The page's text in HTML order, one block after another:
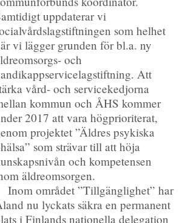
uppdaterar vi
som helhet
vi lägger grunden för bl.a. ny
och
Att
vård- och servicekedjorna
kommun och ÅHS kommer
2017 att vara högprioriterat,
projektet ”Äldres psykiska
som strävar till att höja
och kompetensen
äldreomsorgen.
Inom området ”Tillgänglighet” har
nu lyckats säkra en permanent
i Finlands nationella delegation